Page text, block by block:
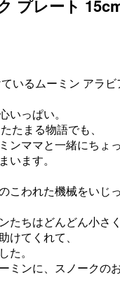
プレート
いるムーミン アラ
いっぱい。
たまる物語でも、
ンママと一緒にちょ
います。
こわれた機械をいじ
たちはどんどん小さ
けてくれて、
た。
ミンに、スノークの